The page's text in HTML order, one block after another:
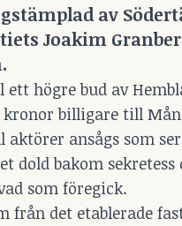
av
Joakim
högre bud av
kronor billigare till
ansågs som
dold bakom
som föregick.
från det etablerade